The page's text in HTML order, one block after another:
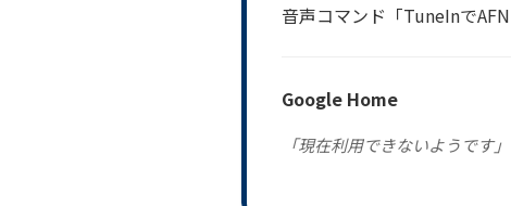
音声コマンド「TuneInで
Google Home
「現在利用できないようです